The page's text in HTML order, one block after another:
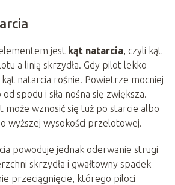
jest kąt natarcia, czyli kąt
a linią skrzydła. Gdy pilot lekko
natarcia rośnie. Powietrze mocniej
spodu i siła nośna się zwiększa.
może wznosić się tuż po starcie albo
wyższej wysokości przelotowej.
powoduje jednak oderwanie strugi
skrzydła i gwałtowny spadek
przeciągnięcie, którego piloci